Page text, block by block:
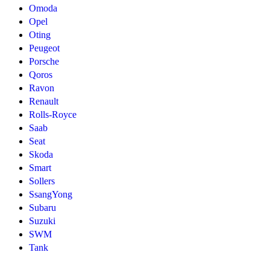
Omoda
Opel
Oting
Peugeot
Porsche
Qoros
Ravon
Renault
Rolls-Royce
Saab
Seat
Skoda
Smart
Sollers
SsangYong
Subaru
Suzuki
SWM
Tank